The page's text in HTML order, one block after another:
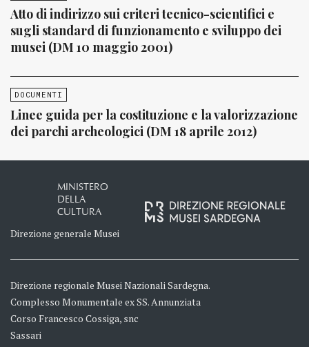
Atto di indirizzo sui criteri tecnico-scientifici e
sugli standard di funzionamento e sviluppo dei
musei (DM 10 maggio 2001)
DOCUMENTI
Linee guida per la costituzione e la valorizzazione
dei parchi archeologici (DM 18 aprile 2012)
MINISTERO
DELLA
CULTURA
Direzione generale Musei
Direzione regionale Musei Nazionali Sardegna.
Complesso Monumentale ex SS. Annunziata
Corso Francesco Cossiga, snc
Sassari